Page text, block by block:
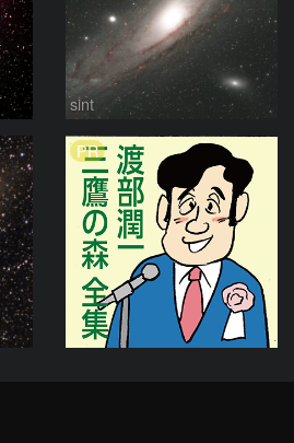
sint
PR